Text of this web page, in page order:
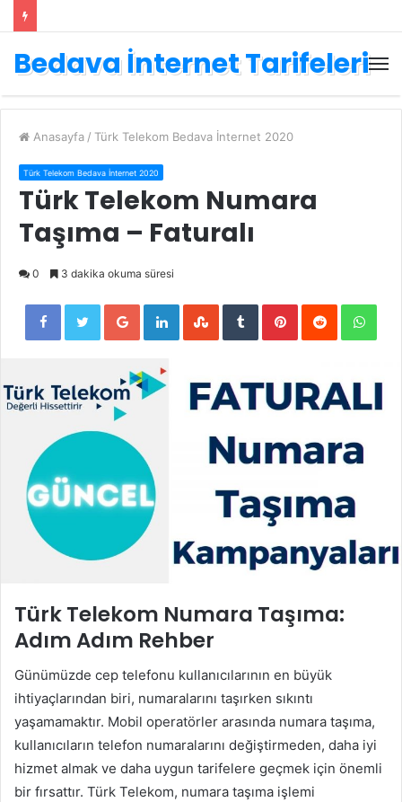
Bedava İnternet Tarifeleri
Anasayfa / Türk Telekom Bedava İnternet 2020
Türk Telekom Bedava İnternet 2020
Türk Telekom Numara
Taşıma – Faturalı
0 3 dakika okuma süresi
FacebookTwitterGoogle+LinkedInStumbleUpon
TumblrPinterestReddit
Türk Telekom Numara Taşıma:
Adım Adım Rehber
Günümüzde cep telefonu kullanıcılarının en büyük
ihtiyaçlarından biri, numaralarını taşırken sıkıntı
yaşamamaktır. Mobil operatörler arasında numara taşıma,
kullanıcıların telefon numaralarını değiştirmeden, daha iyi
hizmet almak ve daha uygun tarifelere geçmek için önemli
bir fırsattır. Türk Telekom, numara taşıma işlemi